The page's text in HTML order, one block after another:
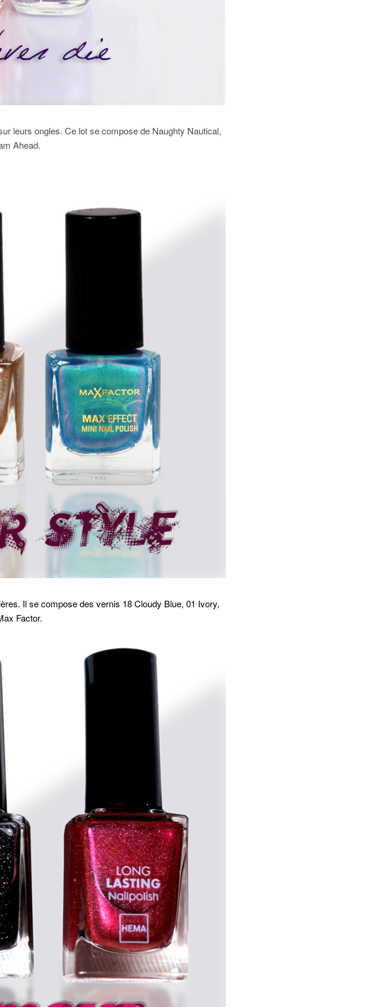
leurs ongles. Ce lot se compose de Naughty Nautical,
Ahead.
Il se compose des vernis 18 Cloudy Blue, 01 Ivory,
Factor.